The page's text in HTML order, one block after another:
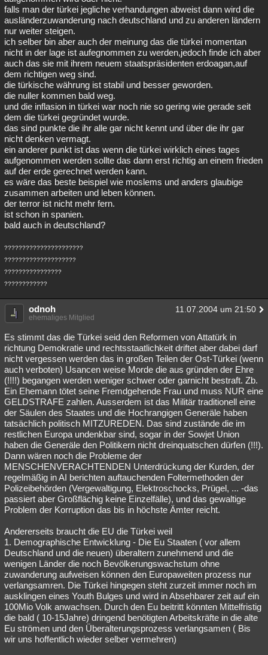
falls man der türkei jegliche verhandungen abweist dann wird die
ausländerzuwanderung nach deutschland und zu anderen ländern
nur weiter steigen.
ich selber bin aber auch der meinung das die türkei momentan
nicht in der lage ist aufegnommen zu werden,jedoch finde ich aber
auch das sie mit ihrem neuem staatspräsidenten erdoagan,auf
dem richtigen weg sind.
die türkische währung ist stabil und besser geworden.
die nuller kommen bald weg.
und die inflasion in türkei war noch nie so gering wie gerade seit
dem die türkei gegründet wurde.
das sind punkte die ihr alle gar nicht kennt und über die ihr gar
nicht denken vermagt.
ein anderer punkt ist das wenn die türkei wirklich eines tages
aufgenommen werden sollte das dann erst richtig an einem frieden
auf der erde gerechnet werden kann.
es wäre das beste beispiel wie moslems und anders glaubige
zusammen arbeiten und leben können.
der terror ist nicht mehr fern.
ist schon in spanien.
bald auch in deutschland?
??????????????????????
????????????????????
????????????????
????????????
odnoh 11.07.2004 um 21:50
ehemaliges Mitglied
Es stimmt das die Türkei seid den Reformen von Attatürk in
richtung Demokratie und rechtsstaatlichkeit driftet aber dabei darf
nicht vergessen werden das in großen Teilen der Ost-Türkei (wenn
auch verboten) Usancen weise Morde die aus gründen der Ehre
(!!!!) begangen werden weniger schwer oder garnicht bestraft. Zb.
Ein Ehemann tötet seine Fremdgehende Frau und muss NUR eine
GELDSTRAFE zahlen. Ausserdem ist das Militär traditionell eine
der Säulen des Staates und die Hochrangigen Generäle haben
tatsächlich politisch MITZUREDEN. Das sind zustände die im
restlichen Europa undenkbar sind, sogar in der Sowjet Union
haben die Generäle den Politikern nicht dreinquatschen dürfen (!!!).
Dann wären noch die Probleme der
MENSCHENVERACHTENDEN Unterdrückung der Kurden, der
regelmäßig in AI berichten auftauchenden Foltermethoden der
Polizeibehörden (Vergewaltigung, Elektroschocks, Prügel, ... -das
passiert aber Großflächig keine Einzelfälle), und das gewaltige
Problem der Korruption das bis in höchste Ämter reicht.
Andererseits braucht die EU die Türkei weil
1. Demographische Entwicklung - Die Eu Staaten ( vor allem
Deutschland und die neuen) überaltern zunehmend und die
wenigen Länder die noch Bevölkerungswachstum ohne
zuwanderung aufweisen können den Europaweiten prozess nur
verlangsamren. Die Türkei hingegen steht zurzeit immer noch im
ausklingen eines Youth Bulges und wird in Absehbarer zeit auf ein
100Mio Volk anwachsen. Durch den Eu beitritt könnten Mittelfristig
die bald ( 10-15Jahre) dringend benötigten Arbeitskräfte in die alte
Eu strömen und den Überalterungsprozess verlangsamen ( Bis
wir uns hoffentlich wieder selber vermehren)